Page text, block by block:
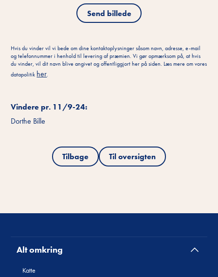
Send billede
Hvis du vinder vil vi bede om dine kontaktoplysninger såsom navn, adresse, e-mail
og telefonnummer i henhold til levering af præmien. Vi gør opmærksom på, at hvis
du vinder, vil dit navn blive angivet og offentliggjort her på siden. Læs mere om vores
datapolitik her.
Vindere pr. 11/9-24:
Dorthe Bille
Tilbage Til oversigten
Alt omkring
Katte